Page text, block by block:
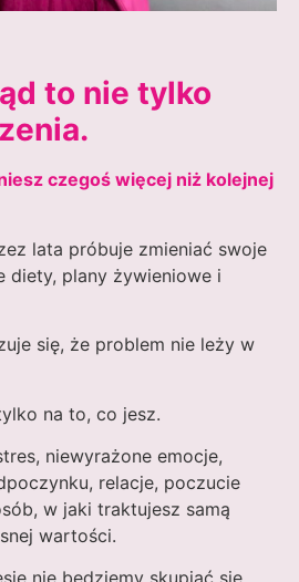
to nie tylko
czegoś więcej niż kolejnej
lata próbuje zmieniać swoje
diety, plany żywieniowe i
się, że problem nie leży w
na to, co jesz.
niewyrażone emocje,
relacje, poczucie
w jaki traktujesz samą
wartości.